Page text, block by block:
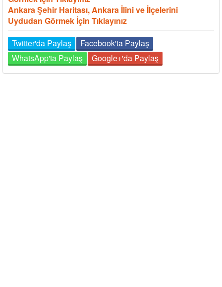
Ankara Şehir Haritası, Ankara İlini ve İlçelerini
Uydudan Görmek İçin Tıklayınız
Twitter'da Paylaş
Facebook'ta Paylaş
WhatsApp'ta Paylaş
Google+'da Paylaş